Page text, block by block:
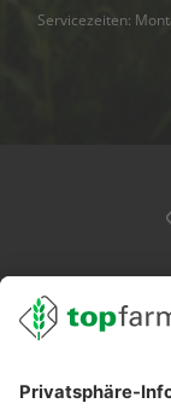
Servicezeiten:
Sei